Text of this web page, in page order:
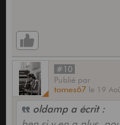
#10
Publié par
tomes67 le 19
oldamp a écrit :